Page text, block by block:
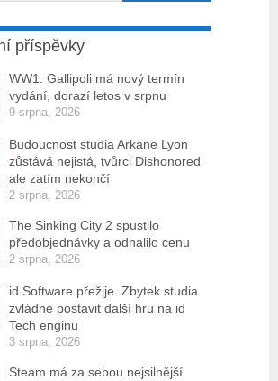
příspěvky
WW1: Gallipoli má nový termín
vydání, dorazí letos v srpnu
9 srpna, 2026
Budoucnost studia Arkane Lyon
zůstává nejistá, tvůrci Dishonored
ale zatím nekončí
2 srpna, 2026
The Sinking City 2 spustilo
předobjednávky a odhalilo cenu
2 srpna, 2026
id Software přežije. Zbytek studia
zvládne postavit další hru na id
Tech enginu
3 srpna, 2026
Steam má za sebou nejsilnější